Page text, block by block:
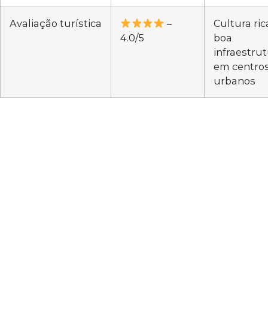
Avaliação turística
–
4.0/5
Cultura
boa
em
urbanos